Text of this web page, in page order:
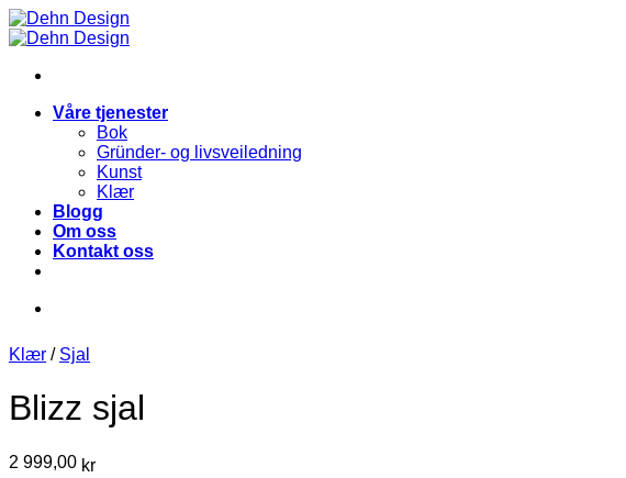
Skip
to
Våre tjenester
Bok
Gründer- og livsveiledning
Kunst
Klær
Blogg
Om oss
Kontakt oss
Klær / Sjal
Blizz sjal
2 999,00 kr